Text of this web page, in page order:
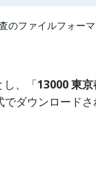
のファイルフォーマ
し、「13000 東
ダウンロードさ